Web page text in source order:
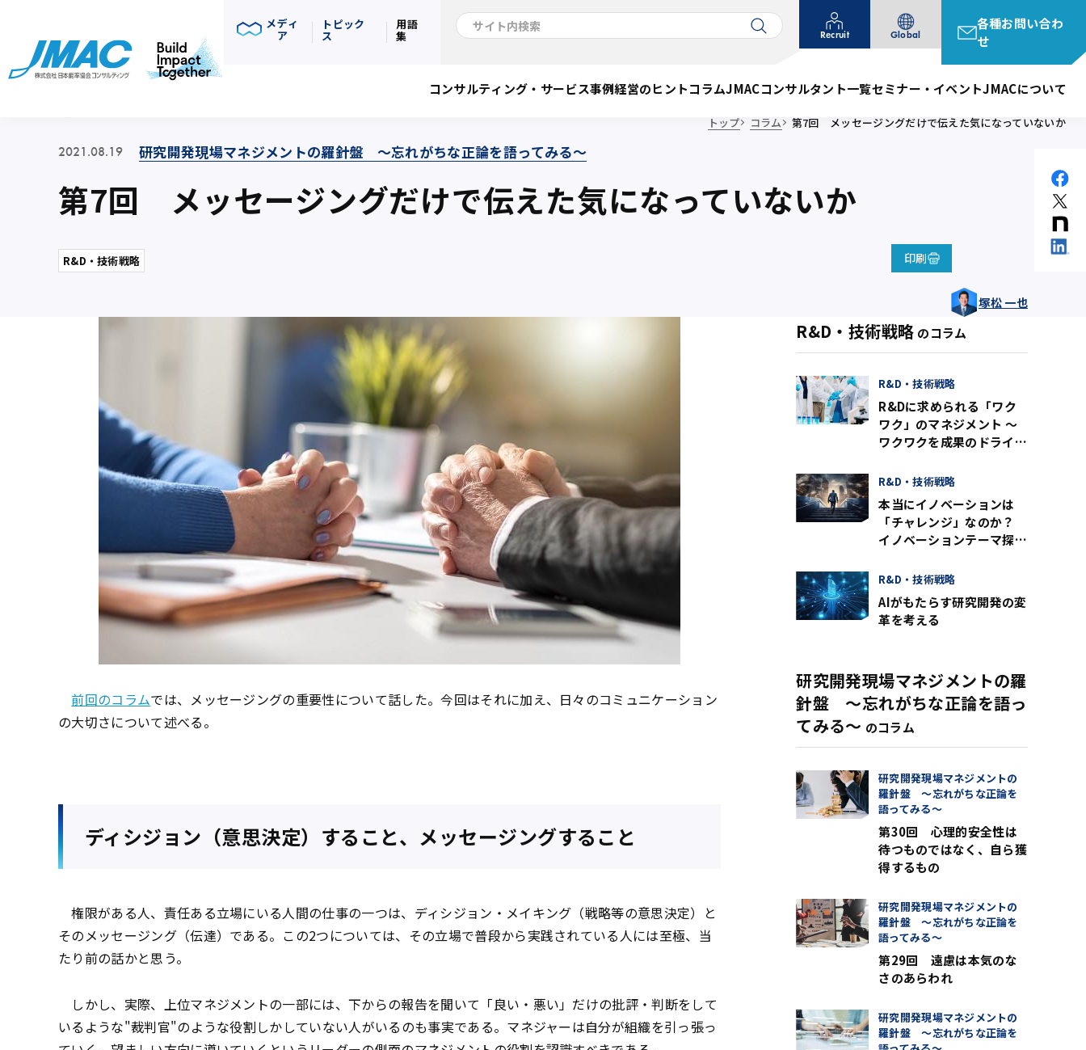
メディ
ア
トピック
ス
用語
集 Recruit Global
各種お問い合わ
せ
コンサルティング・サービス事例経営のヒントコラムJMACコンサルタント一覧セミナー・イベントJMACについて
トップ コラム 第7回 メッセージングだけで伝えた気になっていないか
第7回 メッセージングだけで伝えた気になっていないか
2021.08.19 研究開発現場マネジメントの羅針盤 〜忘れがちな正論を語ってみる〜
塚松 一也
R&D・技術戦略 印刷
前回のコラムでは、メッセージングの重要性について話した。今回はそれに加え、日々のコミュニケーション
の大切さについて述べる。
ディシジョン（意思決定）すること、メッセージングすること
権限がある人、責任ある立場にいる人間の仕事の一つは、ディシジョン・メイキング（戦略等の意思決定）と
そのメッセージング（伝達）である。この2つについては、その立場で普段から実践されている人には至極、当
たり前の話かと思う。
しかし、実際、上位マネジメントの一部には、下からの報告を聞いて「良い・悪い」だけの批評・判断をして
いるような"裁判官"のような役割しかしていない人がいるのも事実である。マネジャーは自分が組織を引っ張っ
R&D・技術戦略 のコラム
R&Dに求められる「ワク
ワク」のマネジメント ～
ワクワクを成果のドライブ
は～
R&D・技術戦略
本当にイノベーションは
「チャレンジ」なのか？
イノベーションテーマ探索
R&D・技術戦略
AIがもたらす研究開発の変
革を考える
R&D・技術戦略
研究開発現場マネジメントの羅
針盤 〜忘れがちな正論を語っ
てみる〜 のコラム
第30回 心理的安全性は
待つものではなく、自ら獲
得するもの
研究開発現場マネジメントの
羅針盤 〜忘れがちな正論を
語ってみる〜
第29回 遠慮は本気のな
さのあらわれ
研究開発現場マネジメントの
羅針盤 〜忘れがちな正論を
語ってみる〜
研究開発現場マネジメントの
羅針盤 〜忘れがちな正論を